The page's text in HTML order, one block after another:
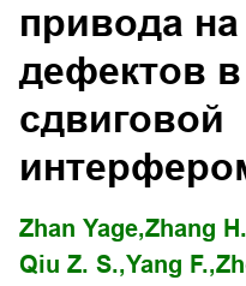
привода
дефектов
сдвиговой
Zhan Yage,Zhang
Qiu Z. S.,Yang F.,